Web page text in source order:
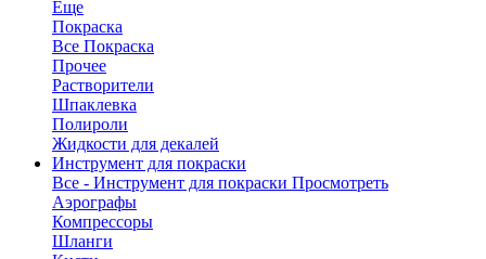
Еще
Покраска
Все Покраска
Прочее
Растворители
Шпаклевка
Полироли
Жидкости для декалей
Инструмент для покраски
Все - Инструмент для покраски Просмотреть
Аэрографы
Компрессоры
Шланги